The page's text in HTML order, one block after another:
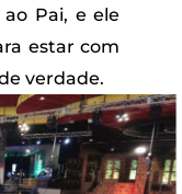
ao Pai, e ele
estar com
verdade.